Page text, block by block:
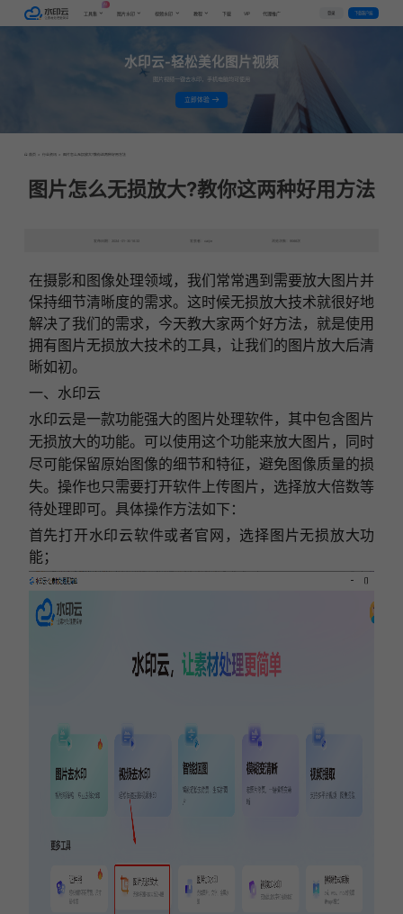
工具集 图片水印 视频水印 教程 下载 VIP 代理推广 登录 下载客户端
水印云-轻松美化图片视频
图片视频一键去水印，手机电脑均可使用
立即体验
首页 > 行业资讯 > 图片怎么无损放大?教你这两种好用方法
图片怎么无损放大?教你这两种好用方法
发布日期：2024-01-30 16:32 发表者：caijie 浏览次数：9066次
在摄影和图像处理领域，我们常常遇到需要放大图片并
保持细节清晰度的需求。 这时候无损放大技术就很好地
解决了我们的需求，今天教大家两个好方法，就是使用
拥有图片无损放大技术的工具，让我们的图片放大后清
晰如初。
一、水印云
水印云是一款功能强大的图片处理软件，其中包含图片
无损放大的功能。可以使用这个功能来放大图片，同时
尽可能保留原始图像的细节和特征，避免图像质量的损
失。 操作也只需要打开软件上传图片，选择放大倍数等
待处理即可。具体操作方法如下：
首先打开水印云软件或者官网，选择图片无损放大功
能；